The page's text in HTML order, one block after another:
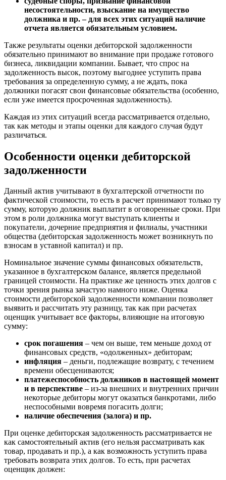
несостоятельности, взыскание на имущество
должника и пр. – для всех этих ситуаций наличие
отчета является обязательным условием.
Также результаты оценки дебиторской задолженности
обязательно принимают во внимание при продаже готового
бизнеса, ликвидации компании. Бывает, что спрос на
задолженность высок, поэтому выгоднее уступить права
требования за определенную сумму, а не ждать, пока
должники погасят свои финансовые обязательства (особенно,
если уже имеется просроченная задолженность).
Каждая из этих ситуаций всегда рассматривается отдельно,
так как методы и этапы оценки для каждого случая будут
различаться.
Особенности оценки дебиторской
задолженности
Данный актив учитывают в бухгалтерской отчетности по
фактической стоимости, то есть в расчет принимают только ту
сумму, которую должник выплатит в оговоренные сроки. При
этом в роли должника могут выступать клиенты и
покупатели, дочерние предприятия и филиалы, участники
общества (дебиторская задолженность может возникнуть по
взносам в уставной капитал) и пр.
Номинальное значение суммы финансовых обязательств,
указанное в бухгалтерском балансе, является предельной
границей стоимости. На практике же ценность этих долгов с
точки зрения рынка зачастую намного ниже. Оценка
стоимости дебиторской задолженности компании позволяет
выявить и рассчитать эту разницу, так как при расчетах
оценщик учитывает все факторы, влияющие на итоговую
сумму:
срок погашения – чем он выше, тем меньше доход от
финансовых средств, «одолженных» дебиторам;
инфляция – деньги, подлежащие возврату, с течением
времени обесцениваются;
платежеспособность должников в настоящей момент
и в перспективе – из-за внешних и внутренних причин
некоторые дебиторы могут оказаться банкротами, либо
неспособными вовремя погасить долги;
наличие обеспечения (залога) и пр.
При оценке дебиторская задолженность рассматривается не
как самостоятельный актив (его нельзя рассматривать как
товар, продавать и пр.), а как возможность уступить права
требовать возврата этих долгов. То есть, при расчетах
оценщик должен:
Великий Новгород
Великий Устюг
Верещагино
Верхний Уфалей
Верхняя Пышма
Верхняя Салда
Видное
Владивосток
Владикавказ
Владимир
Волгоград
Волгодонск
Волжск
Волжский
Волоколамск
Волосово
Волхов
Вольск
Воркута
Воскресенск
Воткинск
Всеволожск
Выборг
Вязники
Вятские Поляны
Гатчина
Геленджик
Георгиевск
Горно-Алтайск
Городец
Горячий Ключ
Грозный
Губаха
Губкин